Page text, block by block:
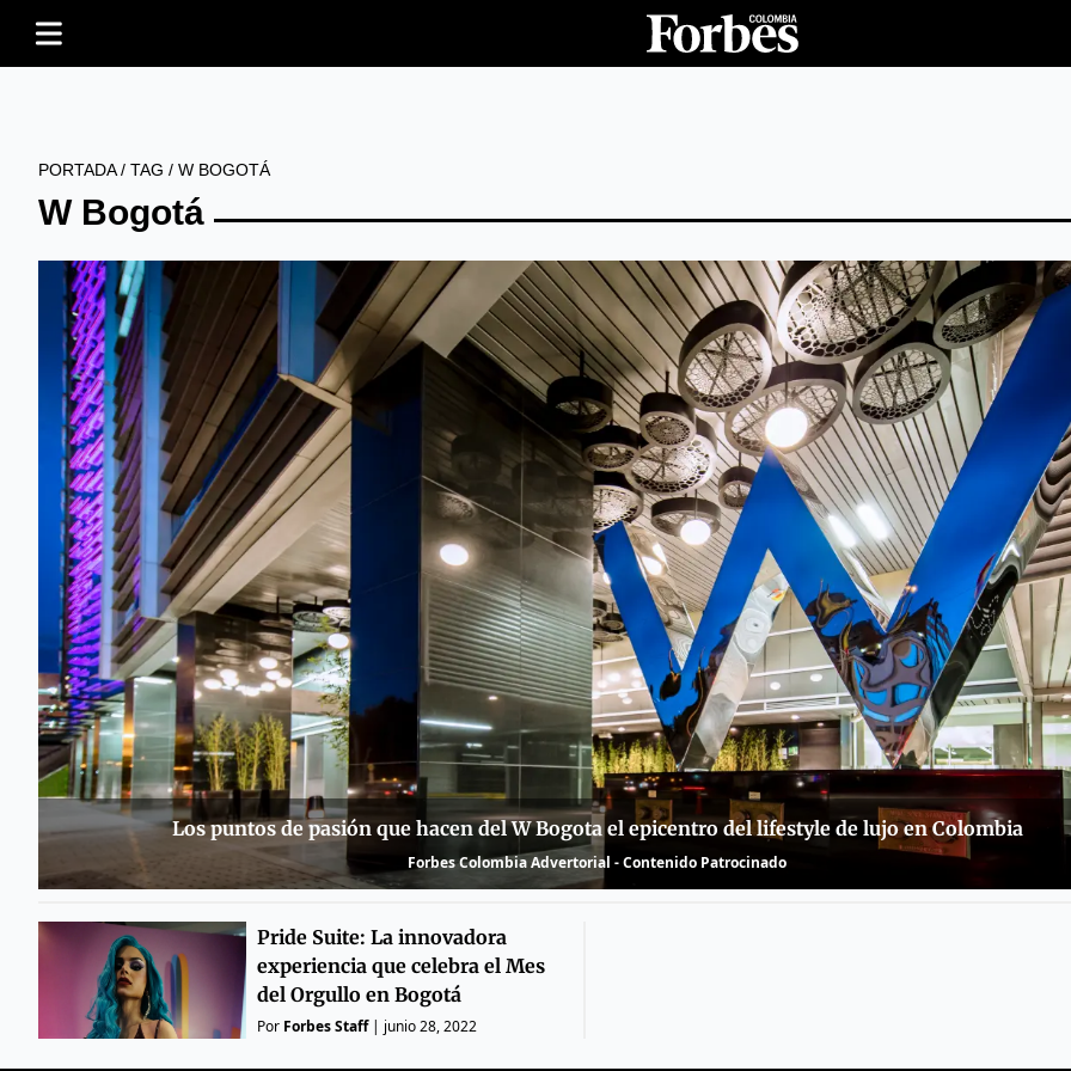
PORTADA/ TAG / W BOGOTÁ
W Bogotá
Los puntos de pasión que hacen del W Bogota el epicentro del lifestyle de lujo en Colombia
Forbes Colombia Advertorial - Contenido Patrocinado
Pride Suite: La innovadora
experiencia que celebra el Mes
del Orgullo en Bogotá
Por Forbes Staff| junio 28, 2022